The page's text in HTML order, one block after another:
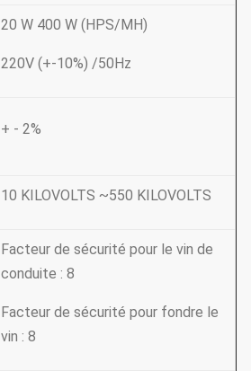
20 W 400 W (HPS/MH)
220V (+-10%) /50Hz
+ - 2%
10 KILOVOLTS ~550 KILOVOLTS
Facteur de sécurité pour le vin de
conduite : 8
Facteur de sécurité pour fondre le
vin : 8